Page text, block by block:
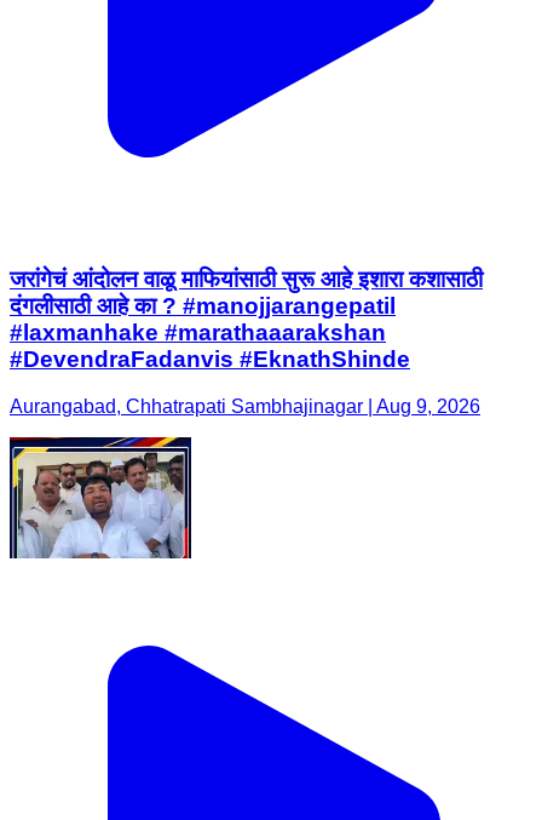
जरांगेचं आंदोलन वाळू माफियांसाठी सुरू आहे इशारा कशासाठी
दंगलीसाठी आहे का ? #manojjarangepatil
#laxmanhake #marathaaarakshan
#DevendraFadanvis #EknathShinde
Aurangabad, Chhatrapati Sambhajinagar | Aug 9, 2026